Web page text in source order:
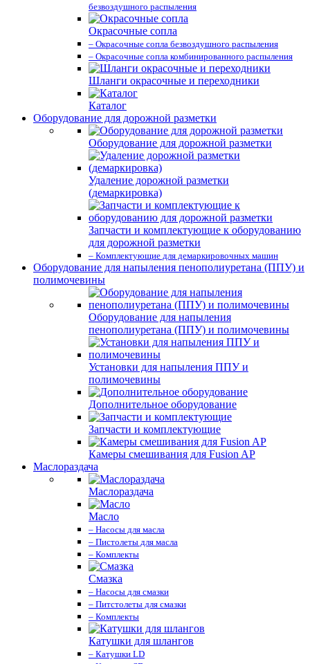
безвоздушного распыления
Окрасочные сопла
– Окрасочные сопла безвоздушного распыления
– Окрасочные сопла комбинированного распыления
Шланги окрасочные и переходники
Каталог
Оборудование для дорожной разметки
Оборудование для дорожной разметки
Удаление дорожной разметки
(демаркировка)
Запчасти и комплектующие к оборудованию
для дорожной разметки
– Комплектующие для демаркировочных машин
Оборудование для напыления пенополиуретана (ППУ) и
полимочевины
Оборудование для напыления
пенополиуретана (ППУ) и полимочевины
Установки для напыления ППУ и
полимочевины
Дополнительное оборудование
Запчасти и комплектующие
Камеры смешивания для Fusion AP
Маслораздача
Маслораздача
Масло
– Насосы для масла
– Пистолеты для масла
– Комплекты
Смазка
– Насосы для смазки
– Питстолеты для смазки
– Комплекты
Катушки для шлангов
– Катушки LD